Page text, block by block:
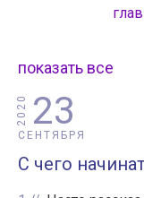
показать все
23
СЕНТЯБРЯ
2020
С чего